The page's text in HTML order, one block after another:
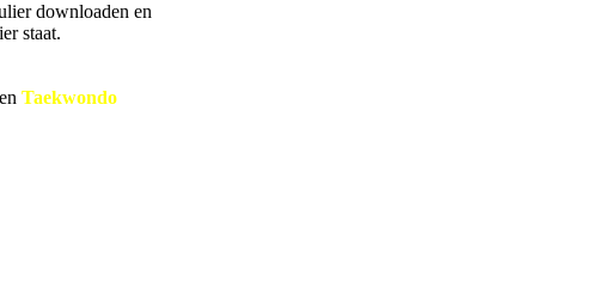
downloaden en
staat.
enTaekwondo